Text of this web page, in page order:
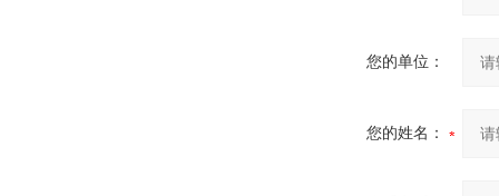
您的单位：
您的姓名：